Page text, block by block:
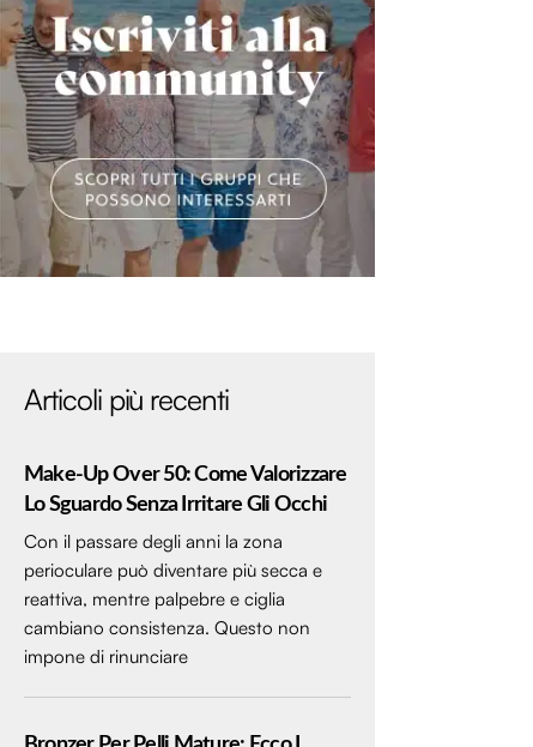
Articoli più recenti
Make-Up Over 50: Come Valorizzare
Lo Sguardo Senza Irritare Gli Occhi
Con il passare degli anni la zona
perioculare può diventare più secca e
reattiva, mentre palpebre e ciglia
cambiano consistenza. Questo non
impone di rinunciare